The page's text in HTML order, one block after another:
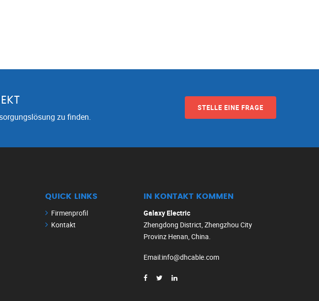
zu finden.
STELLE EINE FRAGE
QUICK LINKS
Firmenprofil
Kontakt
IN KONTAKT KOMMEN
Galaxy Electric
Zhengdong District, Zhengzhou City
Provinz Henan, China.
Email:info@dhcable.com